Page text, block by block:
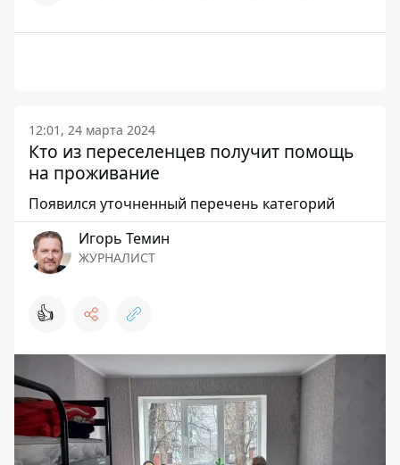
12:01, 24 марта 2024
Кто из переселенцев получит помощь
на проживание
Появился уточненный перечень категорий
Игорь Темин
ЖУРНАЛИСТ
👍